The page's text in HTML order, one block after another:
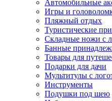
Автомобильные
Игры и
Пляжный отдых
Туристические
Складные ножи с
Банные
Товары для
Подарки для дачи
Мультитулы с
Инструменты
Подушки под шею